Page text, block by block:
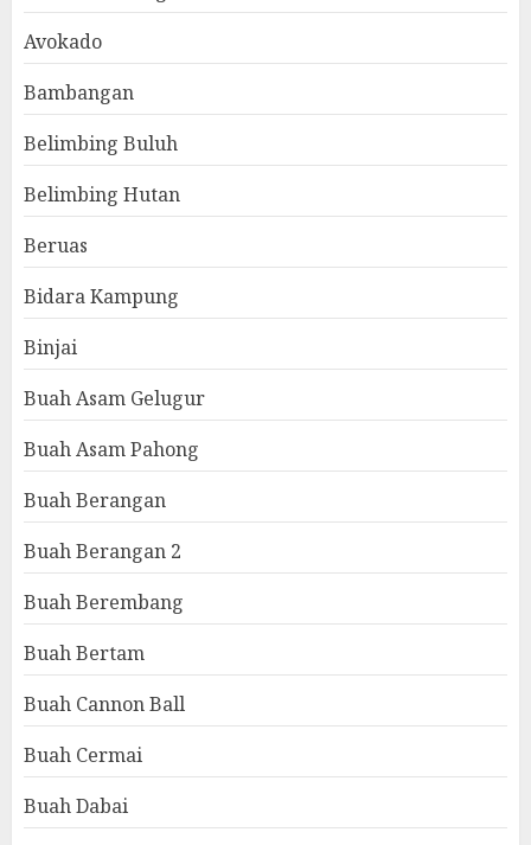
Avokado
Bambangan
Belimbing Buluh
Belimbing Hutan
Beruas
Bidara Kampung
Binjai
Buah Asam Gelugur
Buah Asam Pahong
Buah Berangan
Buah Berangan 2
Buah Berembang
Buah Bertam
Buah Cannon Ball
Buah Cermai
Buah Dabai